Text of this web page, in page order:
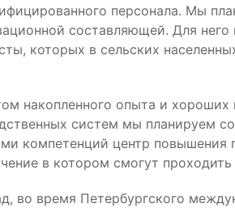
персонала. Мы
составляющей. Для
которых в сельских
накопленного опыта и
систем мы планируем
компетенций центр повышения
в котором смогут
во время Петербургского